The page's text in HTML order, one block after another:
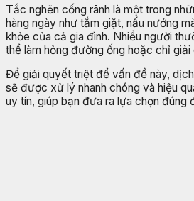
Tắc nghẽn cống rãnh là một trong
hàng ngày như tắm giặt, nấu nướng
khỏe của cả gia đình. Nhiều người
thể làm hỏng đường ống hoặc chỉ
Để giải quyết triệt để vấn đề này,
sẽ được xử lý nhanh chóng và hiệu
uy tín, giúp bạn đưa ra lựa chọn đúng